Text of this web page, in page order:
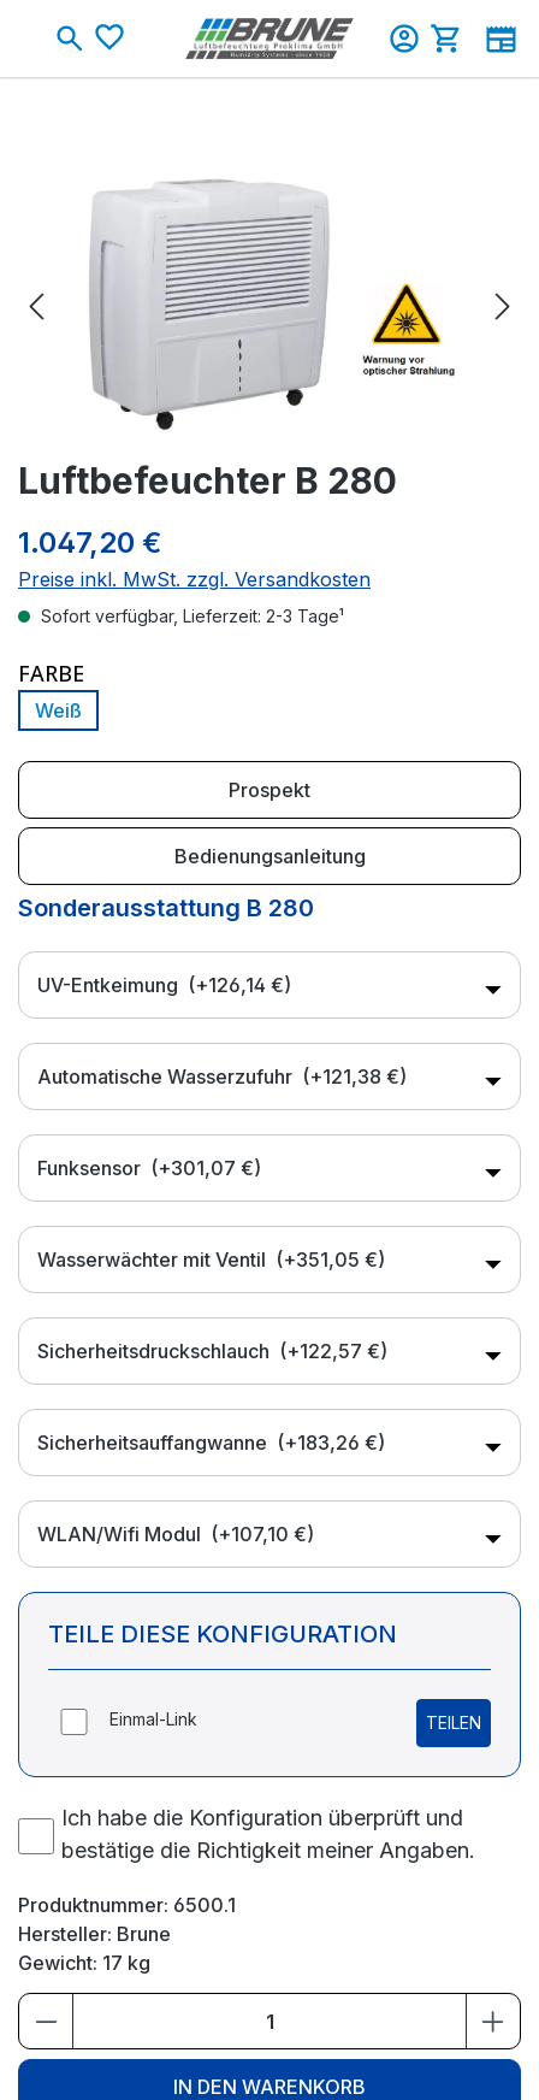
Zum Hauptinhalt springen
Bildergalerie überspringen
Luftbefeuchter B 280
1.047,20 €
Preise inkl. MwSt. zzgl. Versandkosten
Sofort verfügbar, Lieferzeit: 2-3 Tage¹
FARBE
Weiß
Prospekt
Bedienungsanleitung
Sonderausstattung B 280
UV-Entkeimung (+126,14 €)
Automatische Wasserzufuhr (+121,38 €)
Funksensor (+301,07 €)
Wasserwächter mit Ventil (+351,05 €)
Sicherheitsdruckschlauch (+122,57 €)
Sicherheitsauffangwanne (+183,26 €)
WLAN/Wifi Modul (+107,10 €)
TEILE DIESE KONFIGURATION
Einmal-Link TEILEN
Ich habe die Konfiguration überprüft und
bestätige die Richtigkeit meiner Angaben.
Produktnummer: 6500.1
Hersteller: Brune
Gewicht: 17 kg
Produkt Anzahl: Gib den gewünschten
IN DEN WARENKORB